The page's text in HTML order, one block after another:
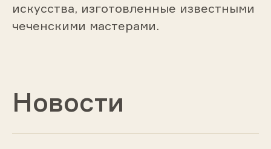
искусства, изготовленные известными
чеченскими мастерами.
Новости